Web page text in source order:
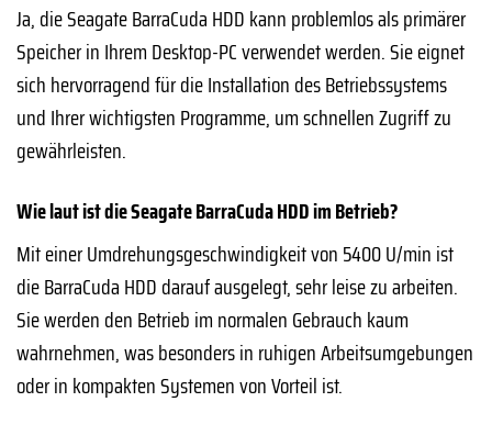
Ja, die Seagate BarraCuda HDD kann problemlos als primärer
Speicher in Ihrem Desktop-PC verwendet werden. Sie eignet
sich hervorragend für die Installation des Betriebssystems
und Ihrer wichtigsten Programme, um schnellen Zugriff zu
gewährleisten.
Wie laut ist die Seagate BarraCuda HDD im Betrieb?
Mit einer Umdrehungsgeschwindigkeit von 5400 U/min ist
die BarraCuda HDD darauf ausgelegt, sehr leise zu arbeiten.
Sie werden den Betrieb im normalen Gebrauch kaum
wahrnehmen, was besonders in ruhigen Arbeitsumgebungen
oder in kompakten Systemen von Vorteil ist.